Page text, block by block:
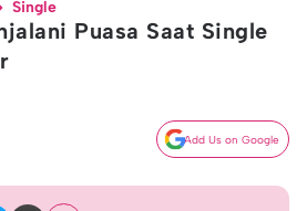
Single
Puasa Saat Single
Add Us on Google